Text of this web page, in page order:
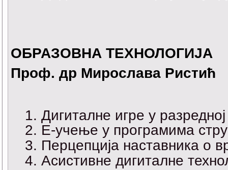
ОБРАЗОВНА ТЕХНОЛОГИЈА
Проф. др Мирослава Ристић
Дигиталне игре у
Е-учење у програмима
Перцепција наставника о
Асистивне дигиталне